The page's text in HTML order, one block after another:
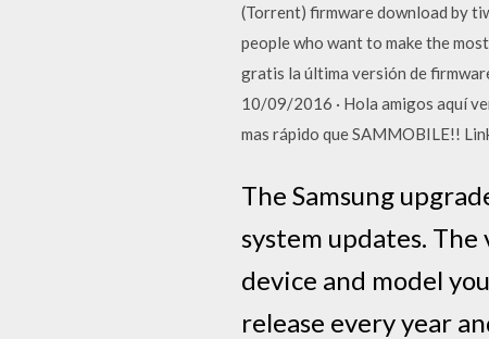
(Torrent) firmware download by
people who want to make the
gratis la última versión de
10/09/2016 · Hola amigos aquí
mas rápido que SAMMOBILE!!
The Samsung
system updates.
device and model
release every year